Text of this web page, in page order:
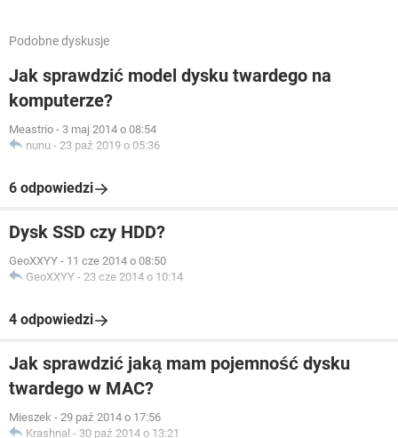
Podobne dyskusje
Jak sprawdzić model dysku twardego na
komputerze?
Meastrio - 3 maj 2014 o 08:54
nunu - 23 paź 2019 o 05:36
6 odpowiedzi
Dysk SSD czy HDD?
GeoXXYY - 11 cze 2014 o 08:50
GeoXXYY - 23 cze 2014 o 10:14
4 odpowiedzi
Jak sprawdzić jaką mam pojemność dysku
twardego w MAC?
Mieszek - 29 paź 2014 o 17:56
Krashnal - 30 paź 2014 o 13:21